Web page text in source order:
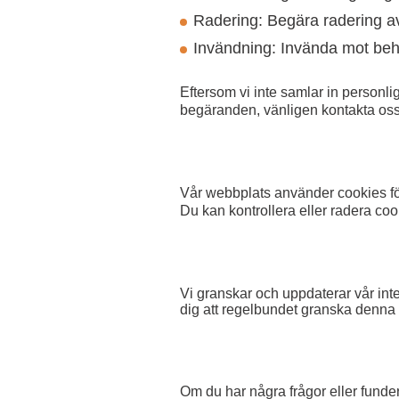
Radering: Begära radering
Invändning: Invända mot
Eftersom vi inte samlar in
begäranden, vänligen kontakta
Vår webbplats använder cookies
Du kan kontrollera eller radera
Vi granskar och uppdaterar vår
dig att regelbundet granska
Om du har några frågor eller